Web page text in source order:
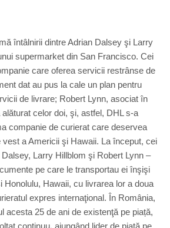
întâlnirii dintre Adrian Dalsey şi Larry
supermarket din San Francisco. Cei
care oferea servicii restrânse de
dat au pus la cale un plan pentru
de livrare; Robert Lynn, asociat în
celor doi, şi, astfel, DHL s-a
companie de curierat care deservea
a Americii şi Hawaii. La început, cei
Larry Hillblom şi Robert Lynn –
pe care le transportau ei înşişi
Hawaii, cu livrarea lor a doua
expres internaţional. În România,
acesta 25 de ani de existenţă pe piață,
continuu, ajungând lider de piață pe